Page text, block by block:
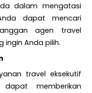
dalam mengatasi
dapat mencari
agen travel
ingin Anda pilih.
travel eksekutif
memberikan